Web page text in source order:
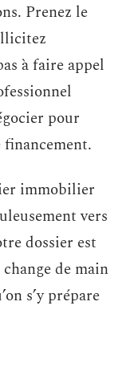
Prenez le
à faire appel
pour
immobilier
vers
dossier est
de main
s’y prépare